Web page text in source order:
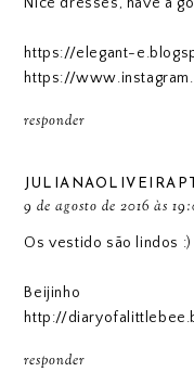
https://elegant-
https://
responder
JULIANAOLIVEIRAPT
9 de agosto de 2016 às
Os vestido são lindos :)
Beijinho
http://
responder